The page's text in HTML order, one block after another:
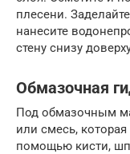
плесени.
нанесите
стену снизу
Обмазочная
Под обмазочным
или смесь,
помощью кисти,